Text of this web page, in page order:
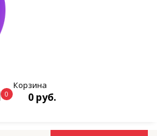
0
Корзина
0 руб.